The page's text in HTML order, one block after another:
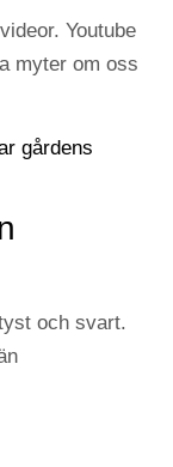
Youtube
myter om oss
och svart.